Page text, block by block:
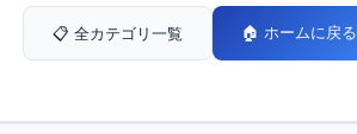
📋 全カテゴリ一覧 🏠 ホームに戻る